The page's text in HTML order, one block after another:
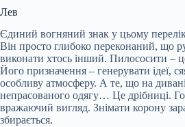
Лев
Єдиний вогняний знак у цьому
Він просто глибоко переконаний, що
виконати хтось інший. Пилососити –
Його призначення – генерувати ідеї,
особливу атмосферу. А те, що на
непрасованого одягу… Це дрібниці.
вражаючий вигляд. Знімати корону
збирається.